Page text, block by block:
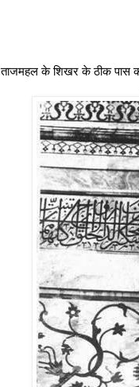
ताजमहल के शिखर के ठीक पास